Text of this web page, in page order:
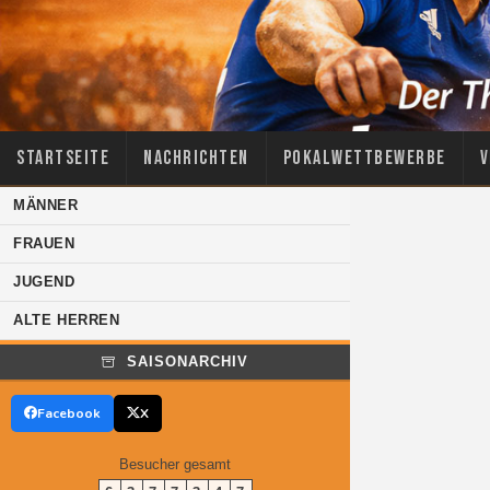
Startseite Nachrichten Pokalwettbewerbe
MÄNNER
FRAUEN
JUGEND
ALTE HERREN
SAISONARCHIV
Facebook X
Besucher gesamt